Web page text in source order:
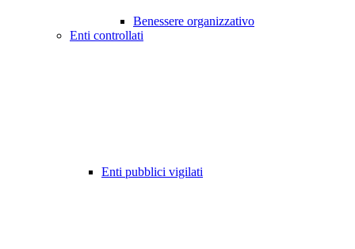
Benessere organizzativo
Enti controllati
Enti pubblici vigilati